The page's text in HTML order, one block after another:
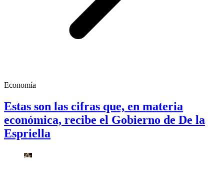
Economía
Estas son las cifras que, en materia
económica, recibe el Gobierno de De la
Espriella